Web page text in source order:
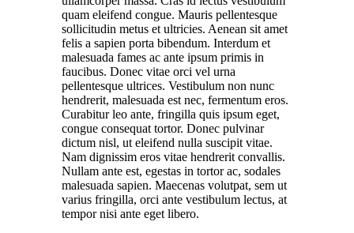
quam eleifend congue. Mauris pellentesque
sollicitudin metus et ultricies. Aenean sit amet
felis a sapien porta bibendum. Interdum et
malesuada fames ac ante ipsum primis in
faucibus. Donec vitae orci vel urna
pellentesque ultrices. Vestibulum non nunc
hendrerit, malesuada est nec, fermentum eros.
Curabitur leo ante, fringilla quis ipsum eget,
congue consequat tortor. Donec pulvinar
dictum nisl, ut eleifend nulla suscipit vitae.
Nam dignissim eros vitae hendrerit convallis.
Nullam ante est, egestas in tortor ac, sodales
malesuada sapien. Maecenas volutpat, sem ut
varius fringilla, orci ante vestibulum lectus, at
tempor nisi ante eget libero.